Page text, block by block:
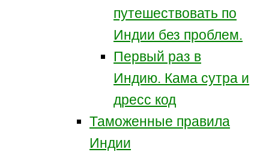
путешествовать по
Индии без проблем.
Первый раз в
Индию. Кама сутра и
дресс код
Таможенные правила
Индии